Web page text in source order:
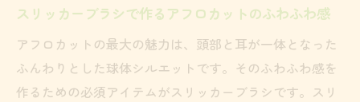
スリッカーブラシで作るアフロカットのふわふわ感
アフロカットの最大の魅力は、頭部と耳が一体となった
ふんわりとした球体シルエットです。そのふわふわ感を
作るための必須アイテムがスリッカーブラシです。スリ